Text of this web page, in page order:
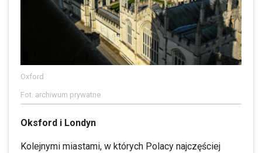
Oxford
Fot. archiwum prywatne
Oksford i Londyn
Kolejnymi miastami, w których Polacy najczęściej